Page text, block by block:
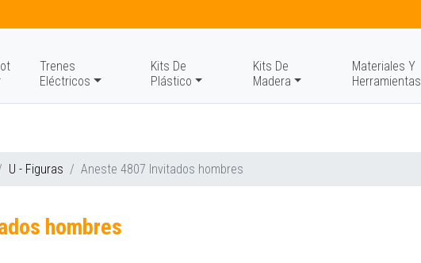
Trenes
Eléctricos
Kits De
Plástico
Kits De
Madera
Materiales Y
Herramientas
U - Figuras Aneste 4807 Invitados hombres
hombres